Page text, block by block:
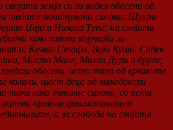
земја си ги видел обесени од
твоите почитувани синови: Шукри
Џајо и Никола Тупе; на својата
како лавови војувајќи за
Ќемал Стафа, Војо Куши, Садек
Мисто Мане, Михал Дури и други;
гледаш обесени, исто така од крвавите
колачи, шест деца од македонски
така како твоите синови, со иста
жртви против фашистичкиот
а за слобода на својата